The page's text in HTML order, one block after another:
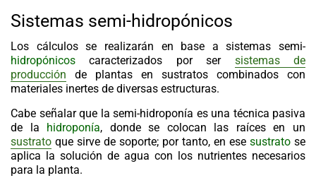
Sistemas semi-hidropónicos
Los cálculos se realizarán en base a sistemas semi-
hidropónicos caracterizados por ser sistemas de
producción de plantas en sustratos combinados con
materiales inertes de diversas estructuras.
Cabe señalar que la semi-hidroponía es una técnica pasiva
de la hidroponía, donde se colocan las raíces en un
sustrato que sirve de soporte; por tanto, en ese sustrato se
aplica la solución de agua con los nutrientes necesarios
para la planta.